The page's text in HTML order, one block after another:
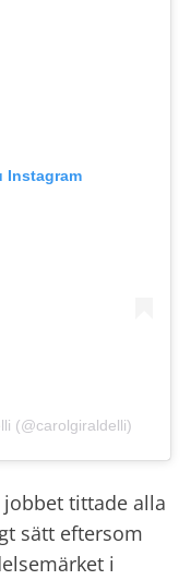
Instagram
(@carolgiraldelli)
tittade alla
sätt eftersom
i